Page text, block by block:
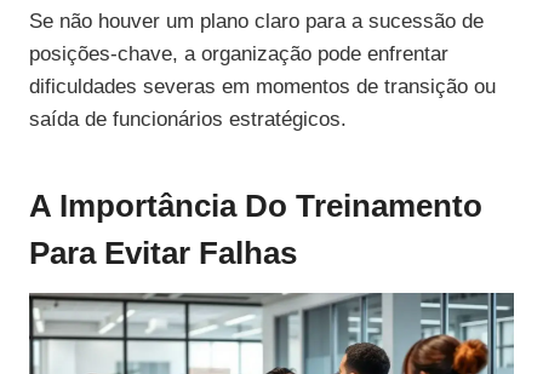
Se não houver um plano claro para a sucessão de
posições-chave, a organização pode enfrentar
dificuldades severas em momentos de transição ou
saída de funcionários estratégicos.
A Importância Do Treinamento
Para Evitar Falhas